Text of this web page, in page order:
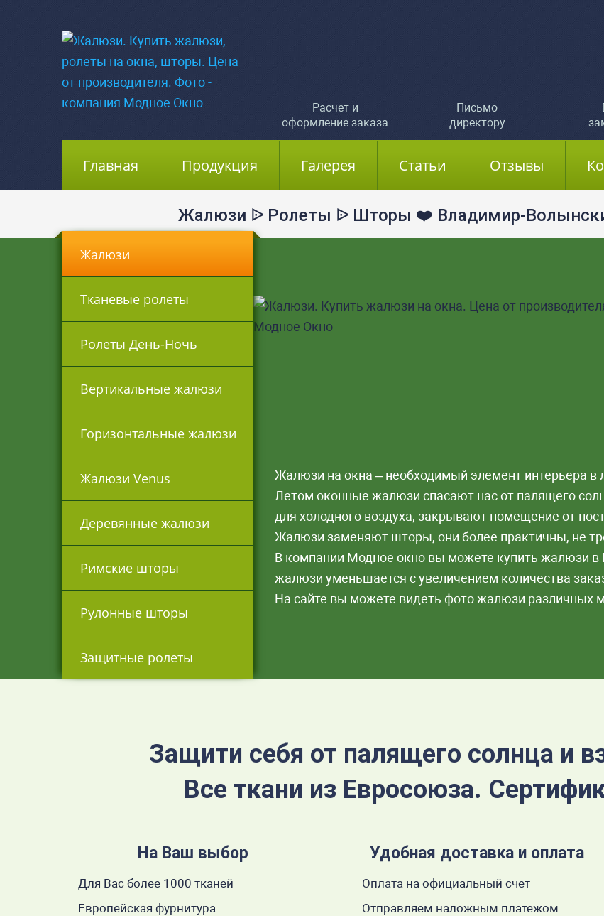
Главная (current)Продукция Галерея Статьи Отзывы
Расчет и
оформление заказа
Письмо
директору
Жалюзи ᐉ Ролеты ᐉ Шторы ❤️ Владимир-
Жалюзи
Тканевые ролеты
Ролеты День-Ночь
Вертикальные жалюзи
Горизонтальные жалюзи
Жалюзи Venus
Деревянные жалюзи
Римские шторы
Рулонные шторы
Защитные ролеты
Жалюзи на окна – необходимый элемент интерьера в
Летом оконные жалюзи спасают нас от палящего
для холодного воздуха, закрывают помещение от
Жалюзи заменяют шторы, они более практичны, не
В компании Модное окно вы можете купить жалюзи
жалюзи уменьшается с увеличением количества
На сайте вы можете видеть фото жалюзи различных
Защити себя от палящего солнца и
Все ткани из Евросоюза.
На Ваш выбор
Для Вас более 1000 тканей
Европейская фурнитура
Удобная доставка и оплата
Оплата на официальный счет
Отправляем наложным платежом